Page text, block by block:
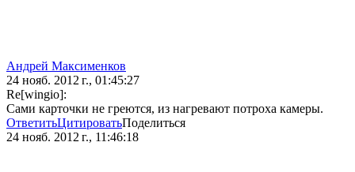
Андрей Максименков
24 нояб. 2012 г., 01:45:27
Re[wingio]:
Сами карточки не греются, из нагревают потроха камеры.
ОтветитьЦитироватьПоделиться
24 нояб. 2012 г., 11:46:18